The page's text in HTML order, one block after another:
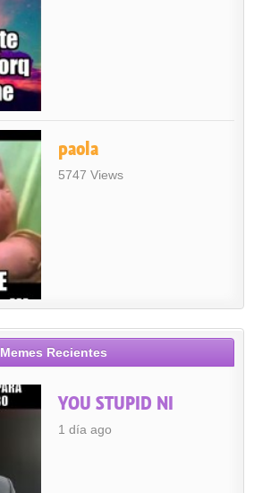
paola
5747 Views
Memes Recientes
YOU STUPID NI
1 día ago